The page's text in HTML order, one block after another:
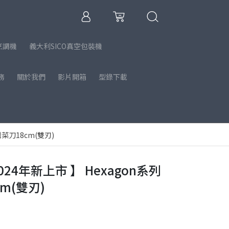
調機 義大利SICO真空包裝機
關於我們 影片開箱 型錄下載
菜刀18cm(雙刃)
年新上市 】 Hexagon系列
雙刃)